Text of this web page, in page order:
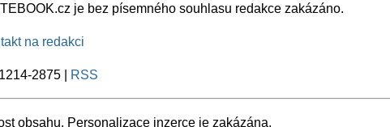
je bez písemného souhlasu redakce zakázáno.
na redakci
2875 | RSS
obsahu. Personalizace inzerce je zakázána.